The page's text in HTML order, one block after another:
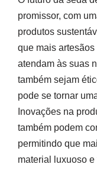
promissor, com
produtos
que mais
atendam às suas
também sejam
pode se tornar
Inovações na
também podem
permitindo que
material luxuoso e